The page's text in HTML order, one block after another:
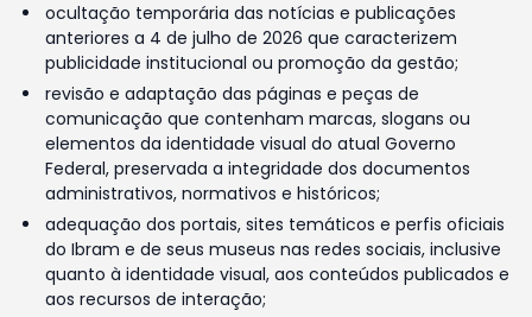
ocultação temporária das notícias e publicações
anteriores a 4 de julho de 2026 que caracterizem
publicidade institucional ou promoção da gestão;
revisão e adaptação das páginas e peças de
comunicação que contenham marcas, slogans ou
elementos da identidade visual do atual Governo
Federal, preservada a integridade dos documentos
administrativos, normativos e históricos;
adequação dos portais, sites temáticos e perfis oficiais
do Ibram e de seus museus nas redes sociais, inclusive
quanto à identidade visual, aos conteúdos publicados e
aos recursos de interação;